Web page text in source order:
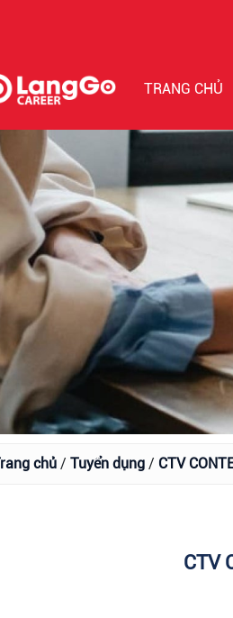
TRANG CHỦ
chủ / Tuyển dụng / CTV
CTV